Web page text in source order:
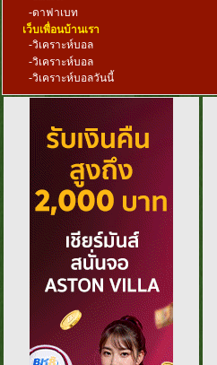
-ดาฟาเบท
เว็บเพื่อนบ้านเรา
-วิเคราะห์บอล
-วิเคราะห์บอล
-วิเคราะห์บอลวันนี้